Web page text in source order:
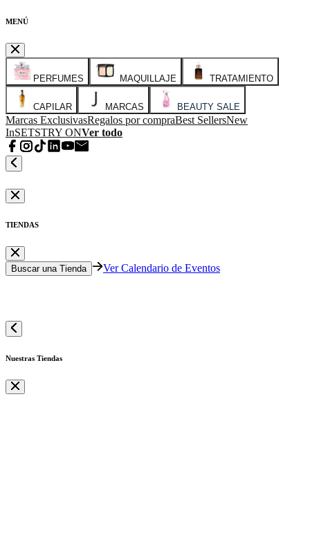
MENÚ
PERFUMES MAQUILLAJE TRATAMIENTO
CAPILAR MARCAS BEAUTY SALE
Marcas ExclusivasRegalos por compraBest SellersNew
InSETSTRY ONVer todo
TIENDAS
Buscar una Tienda Ver Calendario de Eventos
Nuestras Tiendas